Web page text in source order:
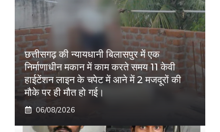
छत्तीसगढ़ की न्यायधानी बिलासपुर में एक
निर्माणाधीन मकान में काम करते समय 11 केवी
हाईटेंशन लाइन के चपेट में आने में 2 मजदूरों की
मौके पर ही मौत हो गई।
06/08/2026